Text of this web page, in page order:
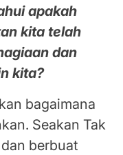
apakah
kita telah
dan
kita?
bagaimana
Seakan Tak
berbuat